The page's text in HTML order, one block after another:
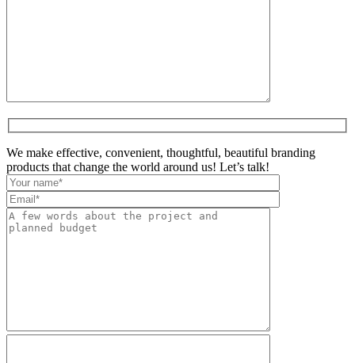
We make effective, convenient, thoughtful, beautiful branding
products that change the world around us! Let’s talk!